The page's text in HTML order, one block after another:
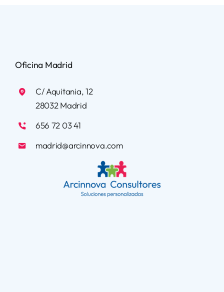
Oficina Madrid
C/ Aquitania, 12
28032 Madrid
656 72 03 41
madrid@arcinnova.com